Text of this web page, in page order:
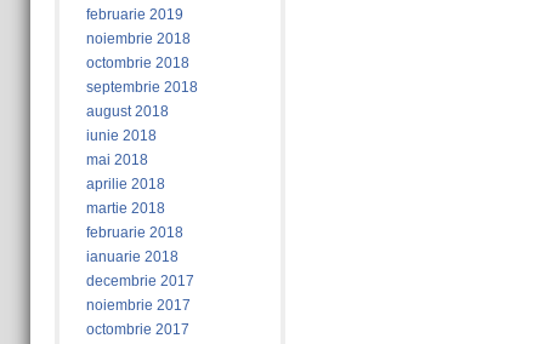
februarie 2019
noiembrie 2018
octombrie 2018
septembrie 2018
august 2018
iunie 2018
mai 2018
aprilie 2018
martie 2018
februarie 2018
ianuarie 2018
decembrie 2017
noiembrie 2017
octombrie 2017